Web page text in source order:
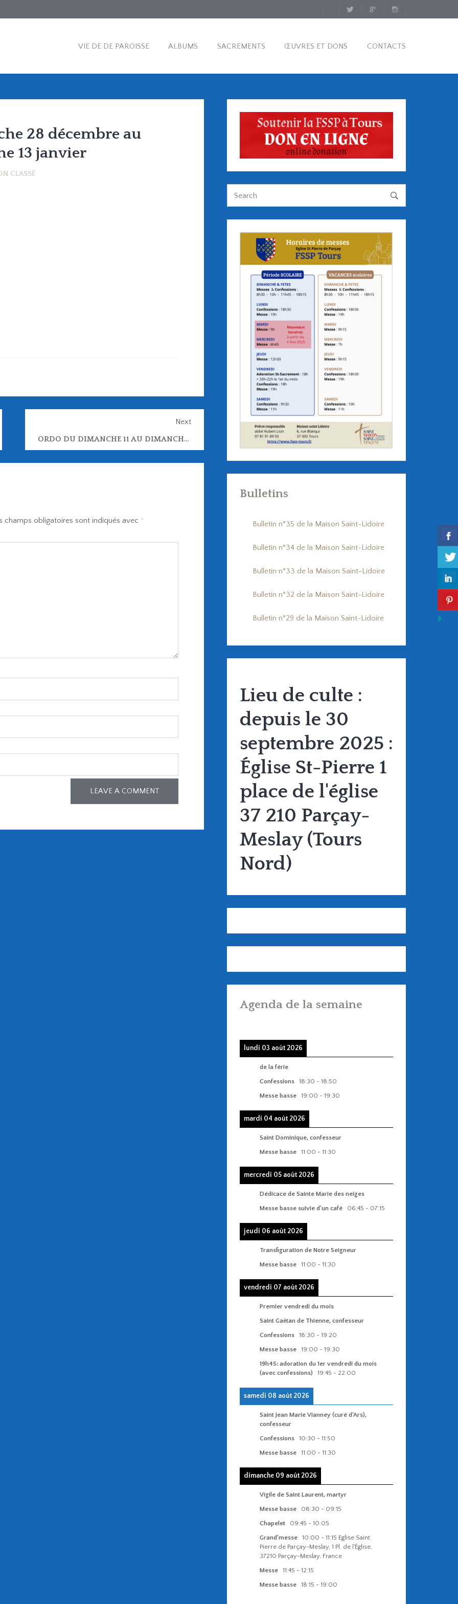
VIE DE DE PAROISSE ALBUMS SACREMENTS ŒUVRES ET DONS CONTACTS
28 décembre au
13 janvier
CLASSÉ
Next
ORDO DU DIMANCHE 11 AU DIMANCHE 25 JANVIER 2026
champs obligatoires sont indiqués avec *

Bulletins
Bulletin n°35 de la Maison Saint-Lidoire
Bulletin n°34 de la Maison Saint-Lidoire
Bulletin n°33 de la Maison Saint-Lidoire
Bulletin n°32 de la Maison Saint-Lidoire
Bulletin n°29 de la Maison Saint-Lidoire
Lieu de culte :
depuis le 30
septembre 2025 :
Église St-Pierre 1
place de l'église
37 210 Parçay-
Meslay (Tours
Nord)
Agenda de la semaine
lundi 03 août 2026
de la férie
Confessions
18:30 - 18:50
Messe basse
19:00 - 19:30
mardi 04 août 2026
Saint Dominique, confesseur
Messe basse
11:00 - 11:30
mercredi 05 août 2026
Dédicace de Sainte Marie des neiges
Messe basse suivie d'un café
06:45 - 07:15
jeudi 06 août 2026
Transfiguration de Notre Seigneur
Messe basse
11:00 - 11:30
vendredi 07 août 2026
Premier vendredi du mois
Saint Gaëtan de Thienne, confesseur
Confessions
18:30 - 19:20
Messe basse
19:00 - 19:30
19h45: adoration du 1er vendredi du mois
(avec confessions)
19:45 - 22:00
samedi 08 août 2026
Saint Jean Marie Vianney (curé d'Ars),
confesseur
Confessions
10:30 - 11:50
Messe basse
11:00 - 11:30
dimanche 09 août 2026
Vigile de Saint Laurent, martyr
Messe basse
08:30 - 09:15
Chapelet
09:45 - 10:05
Grand'messe
10:00 - 11:15 Eglise Saint
Pierre de Parçay-Meslay, 1 Pl. de l'Église,
37210 Parçay-Meslay, France
Messe
11:45 - 12:15
Messe basse
18:15 - 19:00